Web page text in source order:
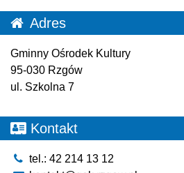
Adres
Gminny Ośrodek Kultury
95-030 Rzgów
ul. Szkolna 7
Kontakt
tel.: 42 214 13 12